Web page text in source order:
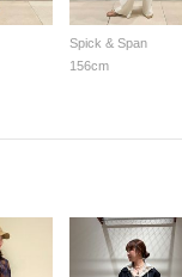
Spick & Span
156cm